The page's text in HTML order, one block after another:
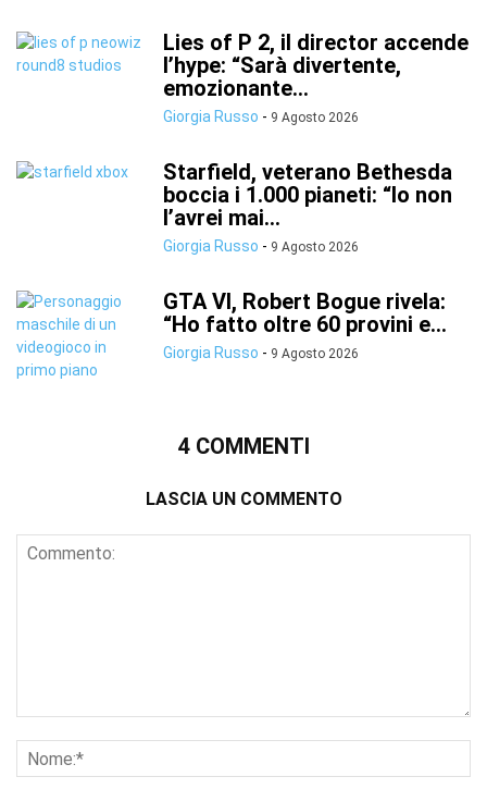
Lies of P 2, il director accende
l’hype: “Sarà divertente,
emozionante...
Giorgia Russo - 9 Agosto 2026
Starfield, veterano Bethesda
boccia i 1.000 pianeti: “Io non
l’avrei mai...
Giorgia Russo - 9 Agosto 2026
GTA VI, Robert Bogue rivela:
“Ho fatto oltre 60 provini e...
Giorgia Russo - 9 Agosto 2026
4 COMMENTI
LASCIA UN COMMENTO